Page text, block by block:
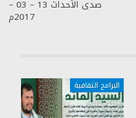
صدى الأحداث 13 – 03 –
2017م
البرامج الثقافية